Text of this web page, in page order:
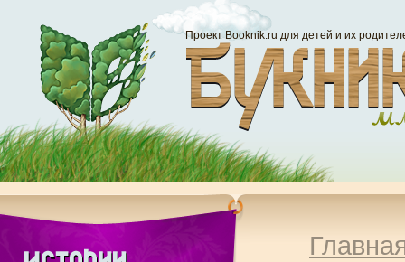
Проект Booknik.ru для детей и их